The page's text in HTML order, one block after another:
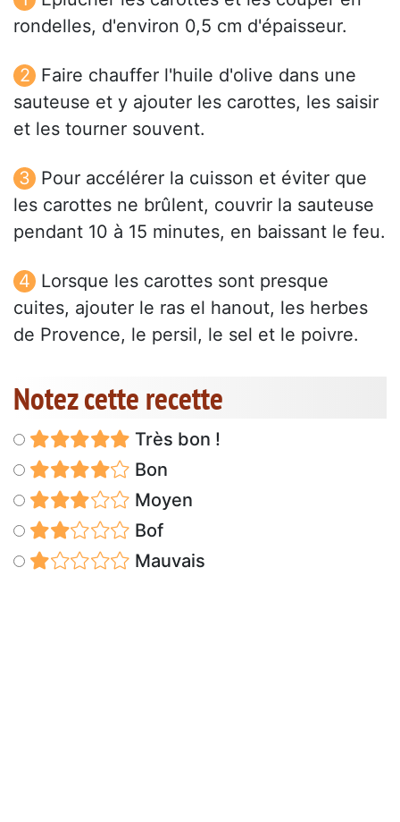
rondelles, d'environ 0,5 cm d'épaisseur.
Faire chauffer l'huile d'olive dans une
sauteuse et y ajouter les carottes, les saisir
et les tourner souvent.
Pour accélérer la cuisson et éviter que
les carottes ne brûlent, couvrir la sauteuse
pendant 10 à 15 minutes, en baissant le feu.
Lorsque les carottes sont presque
cuites, ajouter le ras el hanout, les herbes
de Provence, le persil, le sel et le poivre.
Notez cette recette
Très bon !
Bon
Moyen
Bof
Mauvais